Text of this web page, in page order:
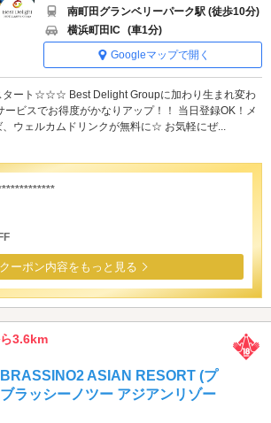
南町田グランベリーパーク駅 (徒歩10分)
横浜町田IC (車1分)
Googleマップで開く
ート☆☆☆ Best Delight Groupに加わり生まれ変わ
ービスでお得度がかなりアップ！！ 当日登録OK！メ
ウェルカムドリンクが無料に☆ お気軽にぜ...
クーポン内容をもっと見る
3.6km
ASIAN RESORT (プ
ラッシーノツー アジアンリゾー